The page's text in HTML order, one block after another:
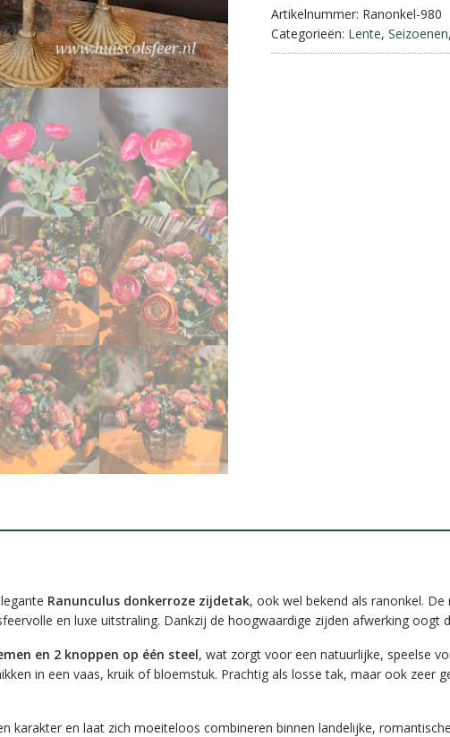
Artikelnummer: Ranonkel-980
Categorieën: Lente, Seizoenen,
Ranunculus donkerroze zijdetak, ook wel bekend als ranonkel.
en luxe uitstraling. Dankzij de hoogwaardige zijden afwerking oogt
en 2 knoppen op één steel, wat zorgt voor een natuurlijke, speelse
in een vaas, kruik of bloemstuk. Prachtig als losse tak, maar ook zeer
karakter en laat zich moeiteloos combineren binnen landelijke,